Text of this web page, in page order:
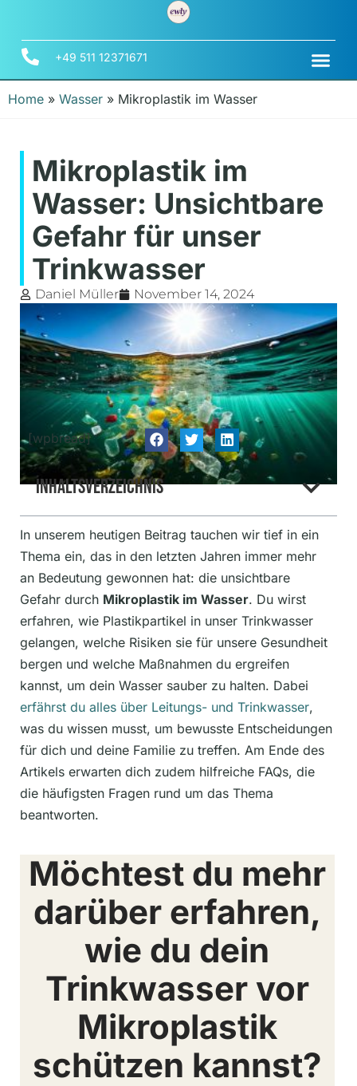
+49 511 12371671
Home » Wasser » Mikroplastik im Wasser
Mikroplastik im
Wasser: Unsichtbare
Gefahr für unser
Trinkwasser
Daniel Müller November 14, 2024
[wpbread]
Inhaltsverzeichnis
In unserem heutigen Beitrag tauchen wir tief in ein
Thema ein, das in den letzten Jahren immer mehr
an Bedeutung gewonnen hat: die unsichtbare
Gefahr durch Mikroplastik im Wasser. Du wirst
erfahren, wie Plastikpartikel in unser Trinkwasser
gelangen, welche Risiken sie für unsere Gesundheit
bergen und welche Maßnahmen du ergreifen
kannst, um dein Wasser sauber zu halten. Dabei
erfährst du alles über Leitungs- und Trinkwasser,
was du wissen musst, um bewusste Entscheidungen
für dich und deine Familie zu treffen. Am Ende des
Artikels erwarten dich zudem hilfreiche FAQs, die
die häufigsten Fragen rund um das Thema
beantworten.
Möchtest du mehr
darüber erfahren,
wie du dein
Trinkwasser vor
Mikroplastik
schützen kannst?